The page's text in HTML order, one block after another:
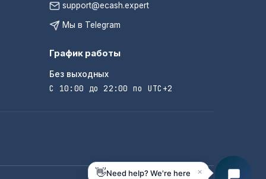
support@ecash.expert
Мы в Telegram
График работы
Без выходных
С 10:00 до 22:00 по UTC+2
👋Need help? We're here ×